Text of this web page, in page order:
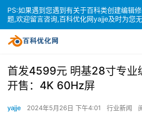
首发4599元 明基28寸专业
开售：4K 60Hz屏
yajje 2024年5月26日 下午4:01 行业新闻
PS:如果遇到您遇到有关于百科类创建编辑
题,欢迎留言咨询,百科优化网yajje及时为您无